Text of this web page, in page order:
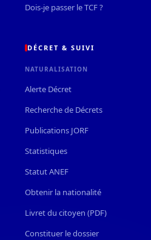
Dois-je passer le TCF ?
DÉCRET & SUIVI
NATURALISATION
Alerte Décret
Recherche de Décrets
Publications JORF
Statistiques
Statut ANEF
Obtenir la nationalité
Livret du citoyen (PDF)
Constituer le dossier